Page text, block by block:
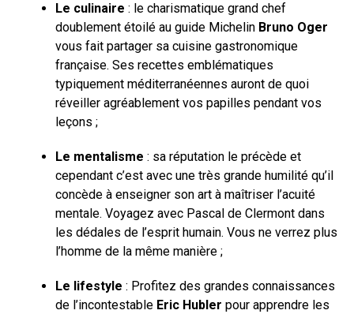
Le culinaire : le charismatique grand chef
doublement étoilé au guide Michelin Bruno Oger
vous fait partager sa cuisine gastronomique
française. Ses recettes emblématiques
typiquement méditerranéennes auront de quoi
réveiller agréablement vos papilles pendant vos
leçons ;
Le mentalisme : sa réputation le précède et
cependant c’est avec une très grande humilité qu’il
concède à enseigner son art à maîtriser l’acuité
mentale. Voyagez avec Pascal de Clermont dans
les dédales de l’esprit humain. Vous ne verrez plus
l’homme de la même manière ;
Le lifestyle : Profitez des grandes connaissances
de l’incontestable Eric Hubler pour apprendre les